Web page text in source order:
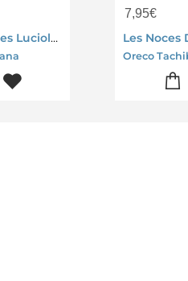
Les Noces Des Lucioles Tome 1
7,95€
Oreco